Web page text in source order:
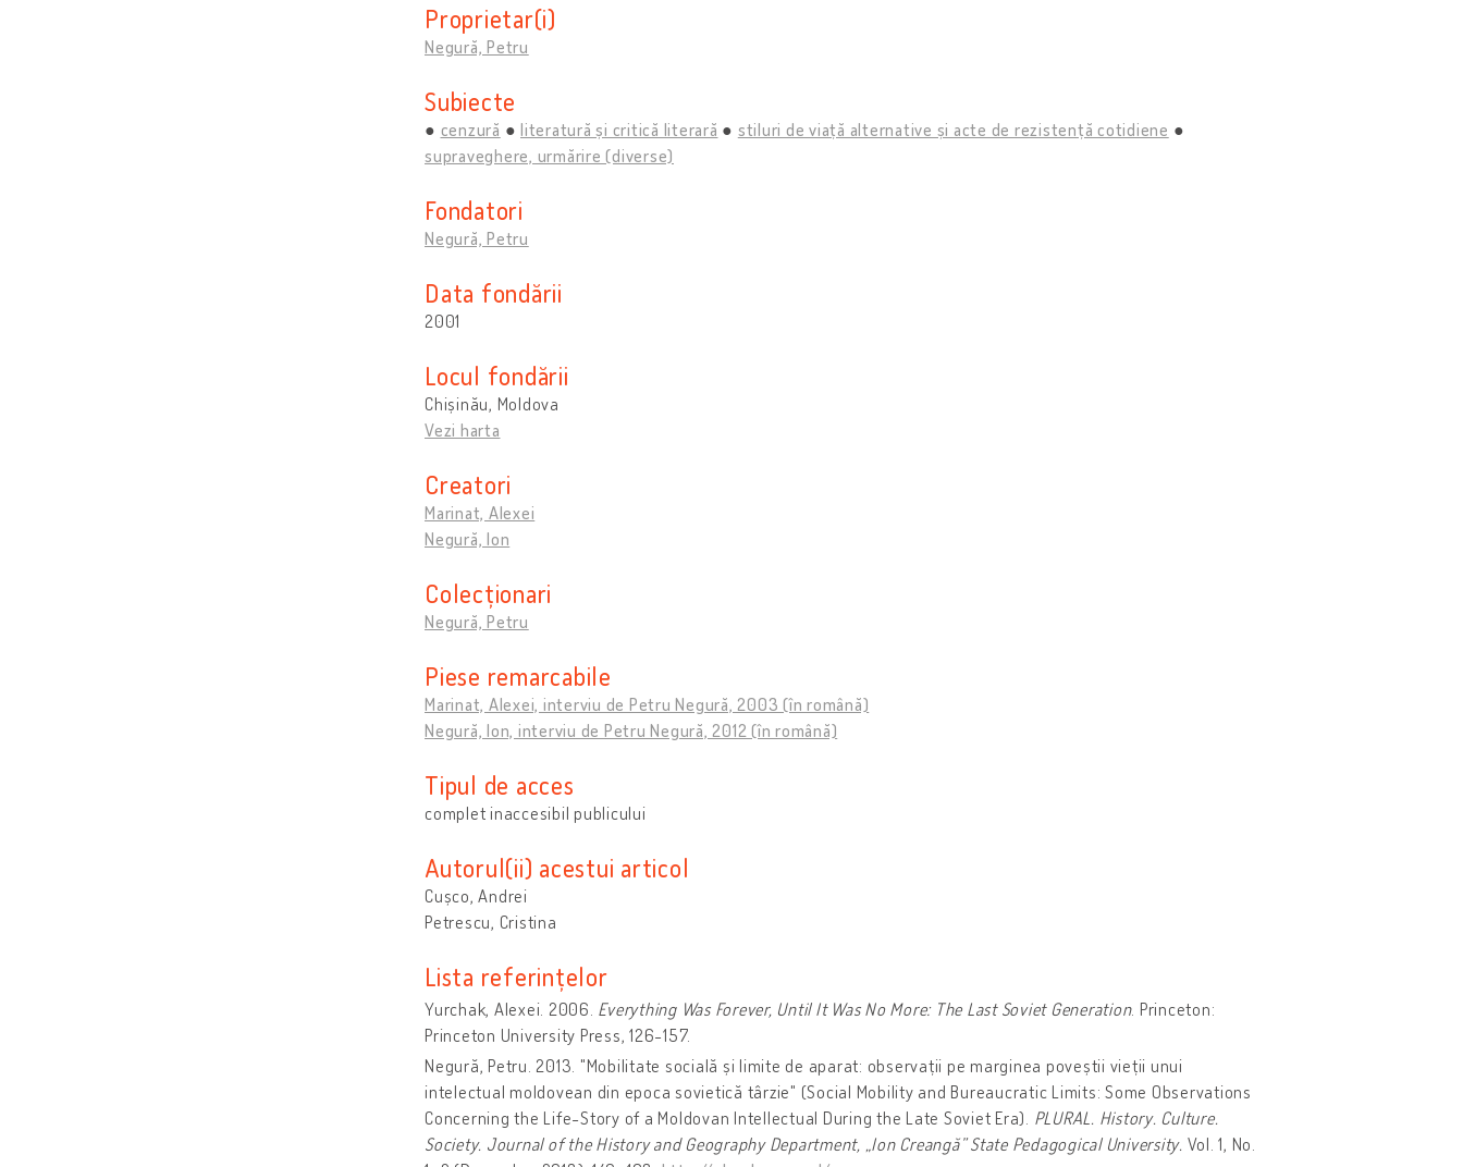
Proprietar(i)
Negură, Petru
Subiecte
cenzură literatură și critică literară
stiluri de viață alternative și acte de rezistență cotidiene
supraveghere, urmărire (diverse)
Fondatori
Negură, Petru
Data fondării
2001
Locul fondării
Chișinău, Moldova
Vezi harta
Creatori
Marinat, Alexei
Negură, Ion
Colecționari
Negură, Petru
Piese remarcabile
Marinat, Alexei, interviu de Petru Negură, 2003 (în română)
Negură, Ion, interviu de Petru Negură, 2012 (în română)
Tipul de acces
complet inaccesibil publicului
Autorul(ii) acestui articol
Cușco, Andrei
Petrescu, Cristina
Lista referințelor
Yurchak, Alexei. 2006. Everything Was Forever, Until It Was No More: The Last Soviet Generation. Princeton:
Princeton University Press, 126-157.
Negură, Petru. 2013. "Mobilitate socială și limite de aparat: observații pe marginea poveștii vieții unui
intelectual moldovean din epoca sovietică târzie" (Social Mobility and Bureaucratic Limits: Some Observations
Concerning the Life-Story of a Moldovan Intellectual During the Late Soviet Era). PLURAL. History. Culture.
Society. Journal of the History and Geography Department, „Ion Creangă” State Pedagogical University. Vol. 1, No.